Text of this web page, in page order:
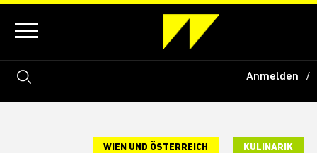
Anmelden
WIEN UND ÖSTERREICH KULINARIK